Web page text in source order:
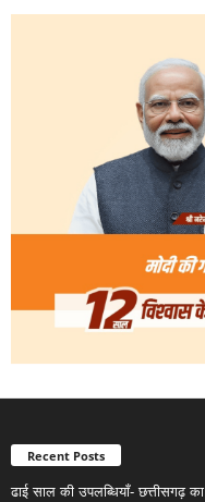
Recent Posts
ढाई साल की उपलब्धियाँ- छत्तीसगढ़